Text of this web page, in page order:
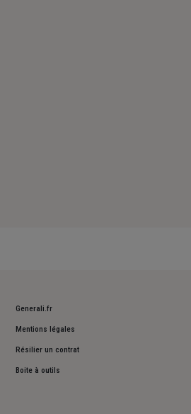
Generali.fr
Mentions légales
Résilier un contrat
Boite à outils